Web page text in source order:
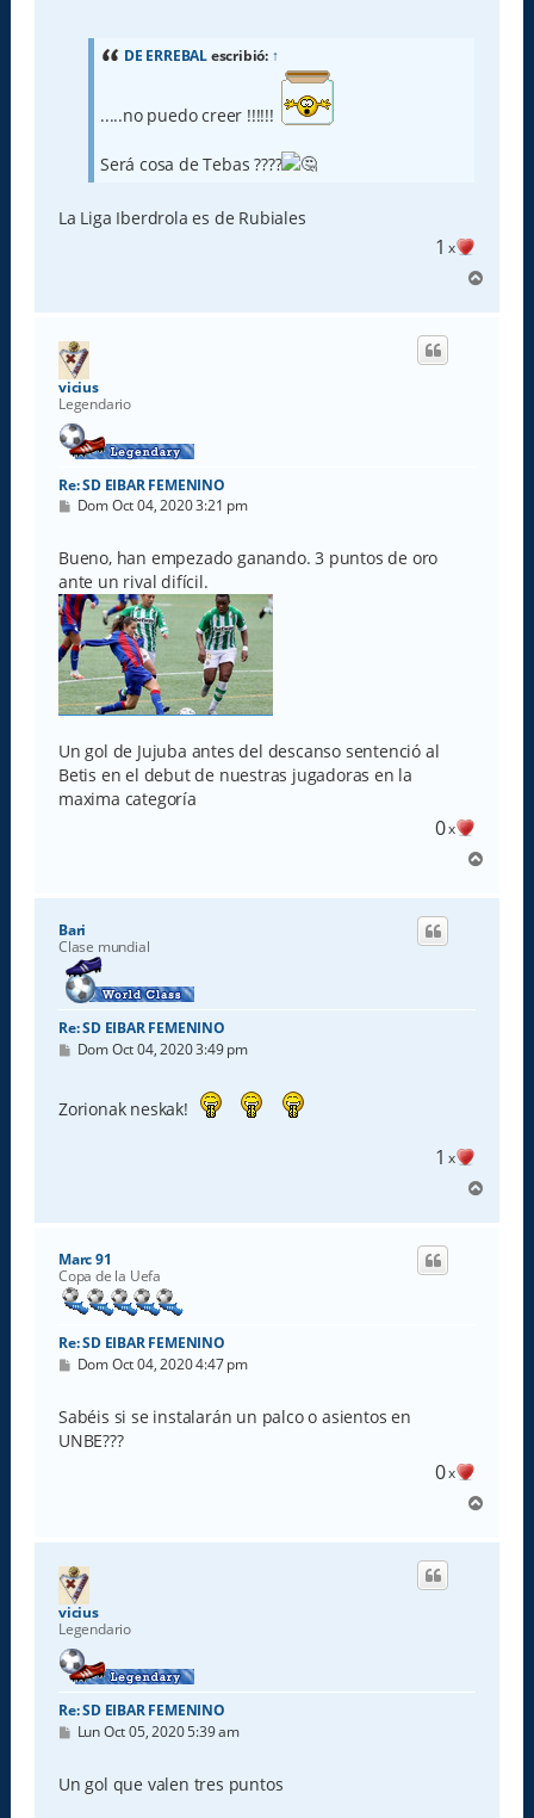
DE ERREBALescribió: ↑
.....no puedo creer !!!!!!
Será cosa de Tebas ????
La Liga Iberdrola es de Rubiales
1 x
r
vicius
Legendario
Re: SD EIBAR FEMENINO
M
s
a
j
e
Dom Oct 04, 2020 3:21 pm
Bueno, han empezado ganando. 3 puntos de oro
ante un rival difícil.
Un gol de Jujuba antes del descanso sentenció al
Betis en el debut de nuestras jugadoras en la
maxima categoría
0x
r
Bari
Clase mundial
Re: SD EIBAR FEMENINO
M
a
Dom Oct 04, 2020 3:49 pm
Zorionak neskak!
1 x
r
Marc 91
Copa de la Uefa
Re: SD EIBAR FEMENINO
M
s
a
j
Dom Oct 04, 2020 4:47 pm
Sabéis si se instalarán un palco o asientos en
UNBE???
0x
r
vicius
Legendario
Re: SD EIBAR FEMENINO
M
s
a
Lun Oct 05, 2020 5:39 am
Un gol que valen tres puntos